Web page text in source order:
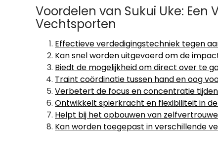
Voordelen van Sukui Uke:
Vechtsporten
Effectieve verdedigingstechniek tegen
Kan snel worden uitgevoerd om de
Biedt de mogelijkheid om direct over te
Traint coördinatie tussen hand en oog
Verbetert de focus en concentratie
Ontwikkelt spierkracht en flexibiliteit in
Helpt bij het opbouwen van
Kan worden toegepast in verschillende